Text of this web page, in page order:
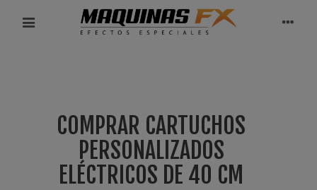
COMPRAR CARTUCHOS
PERSONALIZADOS
ELÉCTRICOS DE 40 CM